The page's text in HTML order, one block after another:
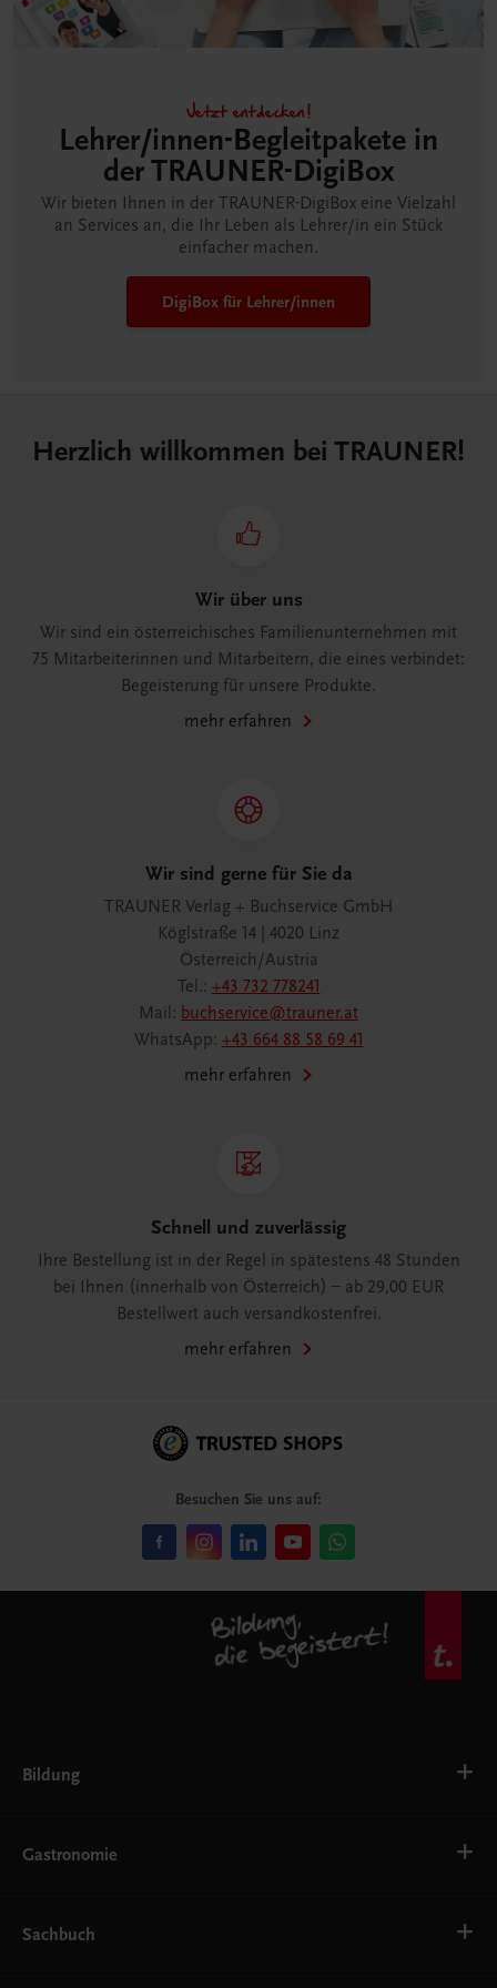
Jetzt entdecken!
Lehrer/innen-Begleitpakete in
der TRAUNER-DigiBox
Wir bieten Ihnen in der TRAUNER-DigiBox eine Vielzahl
an Services an, die Ihr Leben als Lehrer/in ein Stück
einfacher machen.
DigiBox für Lehrer/innen
Herzlich willkommen bei TRAUNER!
Wir über uns
Wir sind ein österreichisches Familienunternehmen mit
75 Mitarbeiterinnen und Mitarbeitern, die eines verbindet:
Begeisterung für unsere Produkte.
mehr erfahren
Wir sind gerne für Sie da
TRAUNER Verlag + Buchservice GmbH
Köglstraße 14 | 4020 Linz
Österreich/Austria
Tel.: +43 732 778241
Mail: buchservice@trauner.at
WhatsApp: +43 664 88 58 69 41
mehr erfahren
Schnell und zuverlässig
Ihre Bestellung ist in der Regel in spätestens 48 Stunden
bei Ihnen (innerhalb von Österreich) – ab 29,00 EUR
Bestellwert auch versandkostenfrei.
mehr erfahren
Besuchen Sie uns auf:
Bildung
AHS
EWF/ZWF
FW
Gastronomie
Getränke
Sachbuch